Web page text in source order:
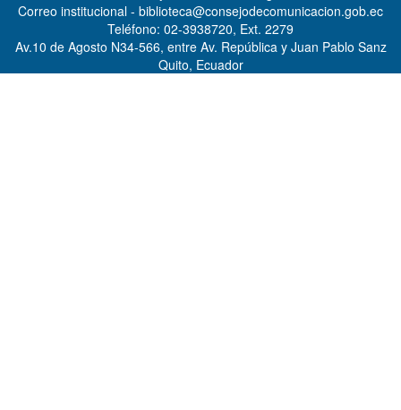
Correo institucional - biblioteca@consejodecomunicacion.gob.ec
Teléfono: 02-3938720, Ext. 2279
Av.10 de Agosto N34-566, entre Av. República y Juan Pablo Sanz
Quito, Ecuador